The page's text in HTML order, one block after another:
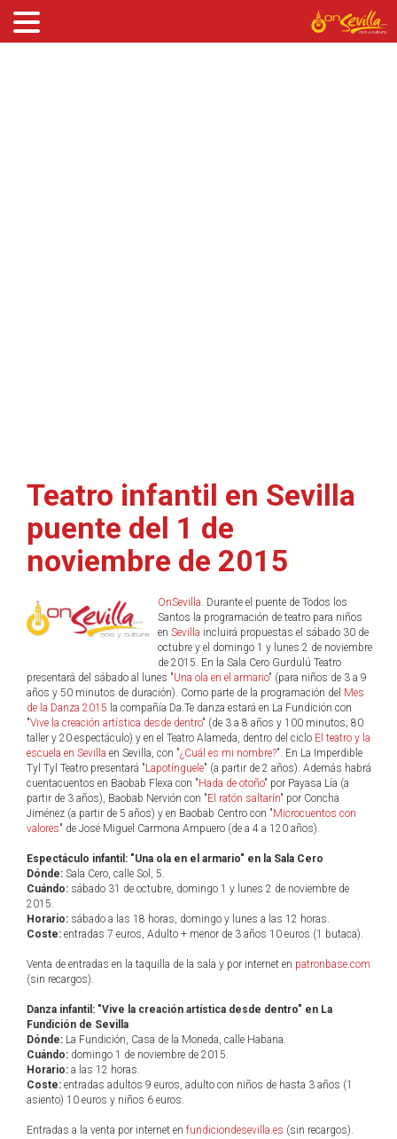
Teatro infantil en Sevilla
puente del 1 de
noviembre de 2015
OnSevilla. Durante el puente de Todos los
Santos la programación de teatro para niños
en Sevilla incluirá propuestas el sábado 30 de
octubre y el domingo 1 y lunes 2 de noviembre
de 2015. En la Sala Cero Gurdulú Teatro
presentará del sábado al lunes "Una ola en el armario" (para niños de 3 a 9
años y 50 minutos de duración). Como parte de la programación del Mes
de la Danza 2015 la compañía Da.Te danza estará en La Fundición con
"Vive la creación artística desde dentro" (de 3 a 8 años y 100 minutos; 80
taller y 20 espectáculo) y en el Teatro Alameda, dentro del ciclo El teatro y la
escuela en Sevilla en Sevilla, con "¿Cuál es mi nombre?". En La Imperdible
Tyl Tyl Teatro presentará "Lapotínguele" (a partir de 2 años). Además habrá
cuentacuentos en Baobab Flexa con "Hada de otoño" por Payasa Lía (a
partir de 3 años), Baobab Nervión con "El ratón saltarín" por Concha
Jiménez (a partir de 5 años) y en Baobab Centro con "Microcuentos con
valores" de José Miguel Carmona Ampuero (de a 4 a 120 años).
Espectáculo infantil: "Una ola en el armario" en la Sala Cero
Dónde: Sala Cero, calle Sol, 5.
Cuándo: sábado 31 de octubre, domingo 1 y lunes 2 de noviembre de
2015.
Horario: sábado a las 18 horas, domingo y lunes a las 12 horas.
Coste: entradas 7 euros, Adulto + menor de 3 años 10 euros (1 butaca).
Venta de entradas en la taquilla de la sala y por internet en patronbase.com
(sin recargos).
Danza infantil: "Vive la creación artística desde dentro" en La
Fundición de Sevilla
Dónde: La Fundición, Casa de la Moneda, calle Habana.
Cuándo: domingo 1 de noviembre de 2015.
Horario: a las 12 horas.
Coste: entradas adultos 9 euros, adulto con niños de hasta 3 años (1
asiento) 10 euros y niños 6 euros.
Entradas a la venta por internet en fundiciondesevilla.es (sin recargos).